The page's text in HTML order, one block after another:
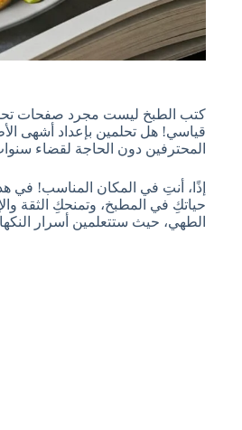
كتب الطبخ ليست مجرد صفحات
قياسي! هل تحلمين بإعداد أشهى
المحترفين دون الحاجة لقضاء
حياتكِ في المطبخ، وتمنحكِ الثقة
الطهي، حيث ستتعلمين أسرار